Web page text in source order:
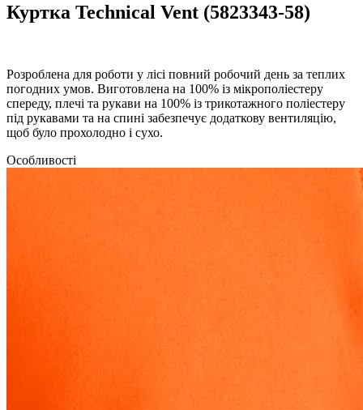
Куртка Technical Vent (5823343-58)
Розроблена для роботи у лісі повний робочий день за теплих
погодних умов. Виготовлена на 100% із мікрополіестеру
спереду, плечі та рукави на 100% із трикотажного поліестеру
під рукавами та на спині забезпечує додаткову вентиляцію,
щоб було прохолодно і сухо.
Особливості